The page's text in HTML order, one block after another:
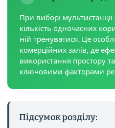
При виборі
кількість одночасних
ній тренуватися. Це
комерційних залів, де
використання простору
ключовими факторами
Підсумок розділу: